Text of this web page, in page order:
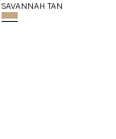
SAVANNAH TAN